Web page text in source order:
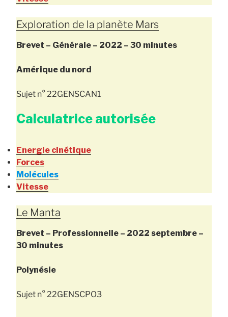
Exploration de la planète Mars
Brevet – Générale – 2022 – 30 minutes
Amérique du nord
Sujet n° 22GENSCAN1
Calculatrice autorisée
Energie cinétique
Forces
Molécules
Vitesse
Le Manta
Brevet – Professionnelle – 2022 septembre –
30 minutes
Polynésie
Sujet n° 22GENSCPO3